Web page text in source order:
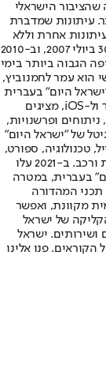
הישראלי
עיתונות שמדברת
אחרת וללא
תשלום. המהדורה המודפסת הראשונה פורסמה ב-30 ביולי 2007, וב-2010
הגבוה ביותר בימי
הוא עמר לחמנוביץ,
היום" בעברית
ובאנגלית, כמו כן היישומונים (אפליקציות) לאנדרואיד ול-iOS, מציגים
ופרשנויות,
של "ישראל היום"
טכנולוגיה, ספורט,
כלכלה וצרכנות, בריאות, חיילים, אוכל, יהדות, תיירות ורכב. ב-2021 עלו
בעברית, במטרה
תכני המהדורה
מקוונת, ואפשר
של ישראל
ושירותים. ישראל
פנו אלינו